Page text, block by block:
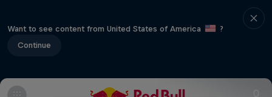
Want to see content from United States of America
?
Continue